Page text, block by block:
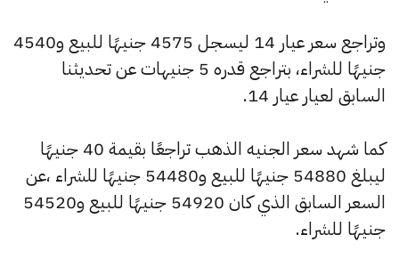
وتراجع سعر عيار 14 ليسجل 4575 جنيهًا للبيع و4540
جنيهًا للشراء، بتراجع قدره 5 جنيهات عن تحديثنا
السابق لعيار عيار 14.
كما شهد سعر الجنيه الذهب تراجعًا بقيمة 40 جنيهًا
ليبلغ 54880 جنيهًا للبيع و54480 جنيهًا للشراء ،عن
السعر السابق الذي كان 54920 جنيهًا للبيع و54520
جنيهًا للشراء.